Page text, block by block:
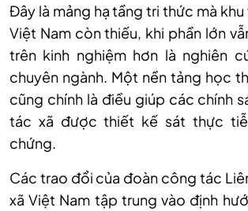
Đây là mảng hạ tầng tri thức mà
Việt Nam còn thiếu, khi phần lớn
trên kinh nghiệm hơn là nghiên
chuyên ngành. Một nền tảng học
cũng chính là điều giúp các chính
tác xã được thiết kế sát thực
chứng.
Các trao đổi của đoàn công tác
xã Việt Nam tập trung vào định